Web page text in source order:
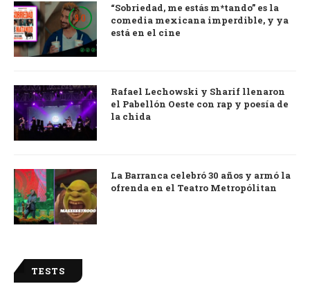
9.0
“Sobriedad, me estás m*tando” es la
comedia mexicana imperdible, y ya
está en el cine
Rafael Lechowski y Sharif llenaron
el Pabellón Oeste con rap y poesía de
la chida
La Barranca celebró 30 años y armó la
ofrenda en el Teatro Metropólitan
TESTS